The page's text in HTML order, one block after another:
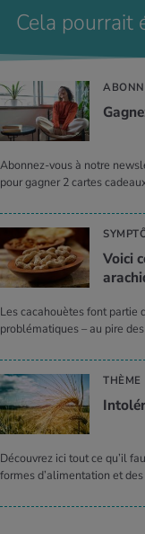
Cela pourrait
Abonnez-vous à notre
pour gagner 2 cartes
Voici
Les cacahouètes font partie
problématiques – au pire
THÈME
Découvrez ici tout ce qu’il
formes d’alimentation et